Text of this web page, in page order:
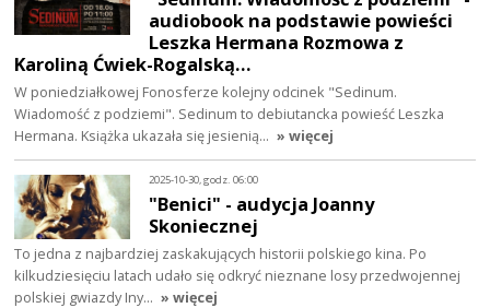
audiobook na podstawie powieści
Leszka Hermana Rozmowa z
Karoliną Ćwiek-Rogalską…
W poniedziałkowej Fonosferze kolejny odcinek "Sedinum.
Wiadomość z podziemi". Sedinum to debiutancka powieść Leszka
Hermana. Książka ukazała się jesienią… » więcej
2025-10-30, godz. 06:00
"Benici" - audycja Joanny
Skoniecznej
To jedna z najbardziej zaskakujących historii polskiego kina. Po
kilkudziesięciu latach udało się odkryć nieznane losy przedwojennej
polskiej gwiazdy Iny… » więcej